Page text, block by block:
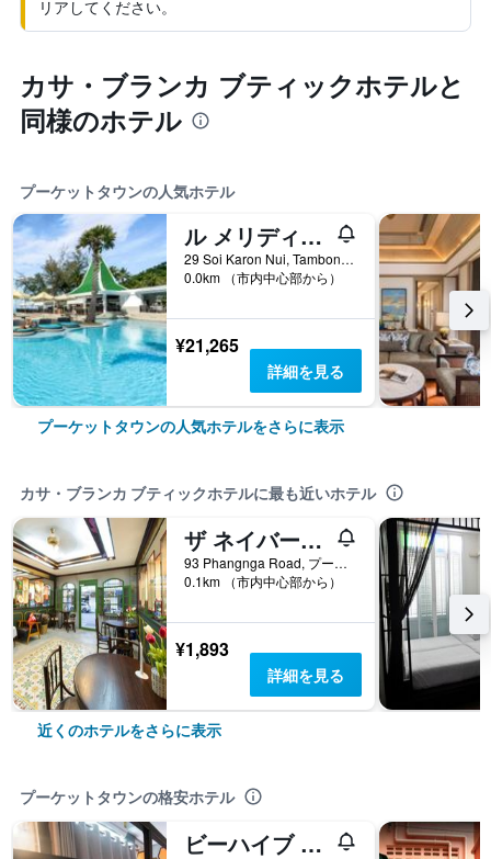
リアしてください。
カサ・ブランカ ブティックホテルと
同様のホテル
プーケットタウンの人気ホテル
ル メリディアン プーケット ビーチ リゾート
29 Soi Karon Nui, Tambon Karon, Amphur Muang, プーケットタウン, タイ
0.0km （市内中心部から）
¥21,265
詳細を見る
プーケットタウンの人気ホテルをさらに表示
カサ・ブランカ ブティックホテルに最も近いホテル
ザ ネイバーズ ホステル - アダルト オンリー
93 Phangnga Road, プーケットタウン, タイ
0.1km （市内中心部から）
¥1,893
詳細を見る
近くのホテルをさらに表示
プーケットタウンの格安ホテル
ビーハイブ プーケット オールド タウン ホステル